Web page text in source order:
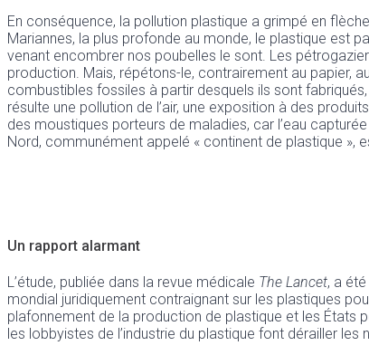
En conséquence, la pollution plastique a grimpé en
Mariannes, la plus profonde au monde, le plastique est
venant encombrer nos poubelles le sont. Les
production. Mais, répétons-le, contrairement au papier,
combustibles fossiles à partir desquels ils sont
résulte une pollution de l’air, une exposition à des
des moustiques porteurs de maladies, car l’eau
Nord, communément appelé « continent de plastique
Un rapport alarmant
L’étude, publiée dans la revue médicale The Lancet, a
mondial juridiquement contraignant sur les plastiques
plafonnement de la production de plastique et les États
les lobbyistes de l’industrie du plastique font dérailler les